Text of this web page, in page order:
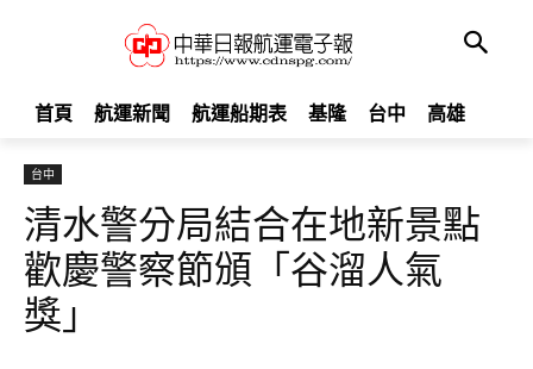
首頁 航運新聞 航運船期表 基隆 台中 高雄
台中
清水警分局結合在地新景點
歡慶警察節頒「谷溜人氣
獎」